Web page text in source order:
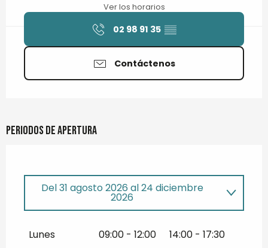
Ver los horarios
02 98 91 35 ▒▒
Contáctenos
Periodos de apertura
5 enero 2026 al31 julio 2026
Del31 agosto 2026 al24 diciembre
2026
Lunes 09:00 - 12:00 14:00 - 17:30